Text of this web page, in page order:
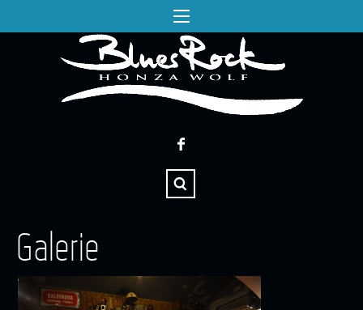
Galerie